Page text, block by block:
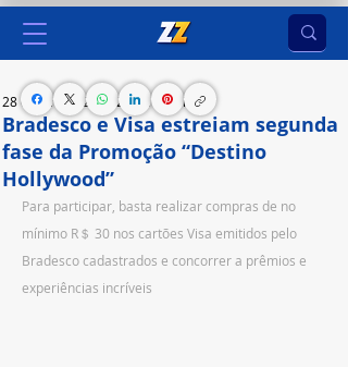
Bradesco e Visa estreiam segunda
fase da Promoção “Destino
Hollywood”
28 de jun. de 2023 2 min de leitura
Para participar, basta realizar compras de no
mínimo R＄ 30 nos cartões Visa emitidos pelo
Bradesco cadastrados e concorrer a prêmios e
experiências incríveis